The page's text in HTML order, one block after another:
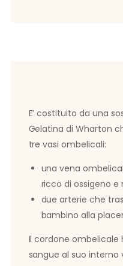
E’ costituito da una
Gelatina di Wharton
tre vasi ombelicali:
una vena
ricco di ossigeno
due arterie che
bambino alla
Il cordone ombelicale
sangue al suo